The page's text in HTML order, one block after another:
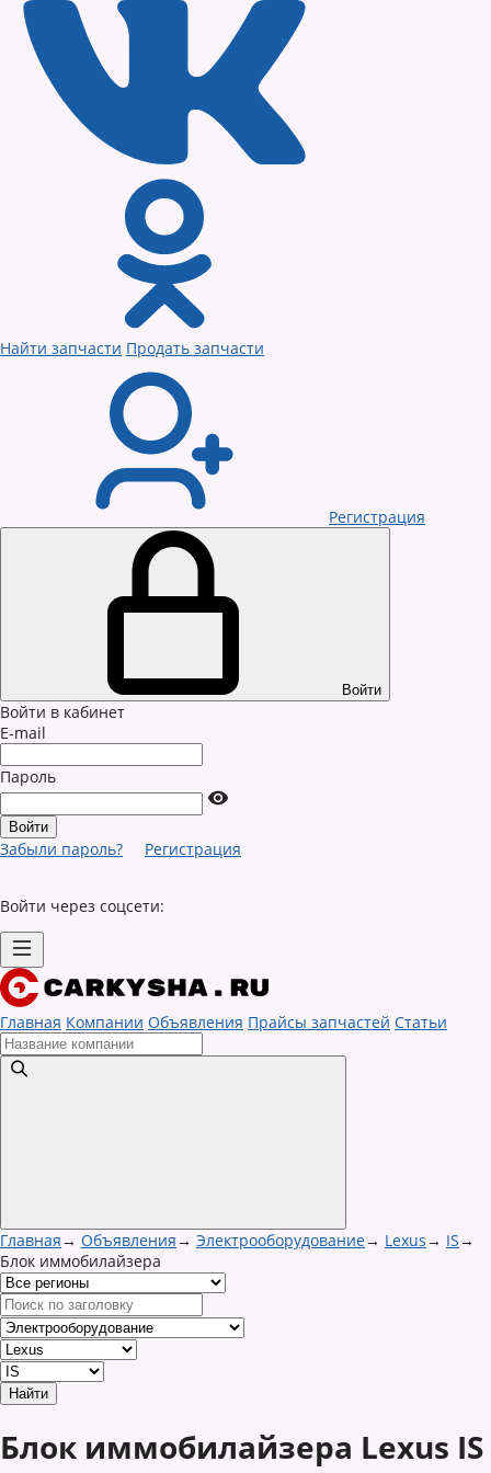
Найти запчасти Продать запчасти
Регистрация
Войти
Войти в кабинет
E-mail
Пароль
Забыли пароль? Регистрация
Войти через соцсети:
Главная Компании Объявления Прайсы запчастей Статьи
Главная→ Объявления→ Электрооборудование→ Lexus→ IS→
Блок иммобилайзера
Блок иммобилайзера Lexus IS